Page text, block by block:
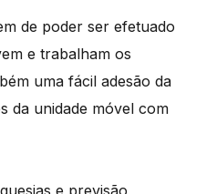
de poder ser efetuado
e trabalham os
uma fácil adesão da
da unidade móvel com